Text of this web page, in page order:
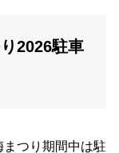
2026駐車
つり期間中は駐